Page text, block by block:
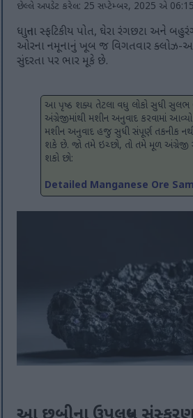
છેલ્લે અપડેટ કરેલ: 25 સપ્ટેમ્બર, 2025 એ
ધાતુના સ્ફટિકીય પોત, ઘેરા રંગછટા અને
ઓરના નમૂનાનું ખૂબ જ વિગતવાર ક્લોઝ-
સુંદરતા પર ભાર મૂકે છે.
આ પૃષ્ઠ શક્ય તેટલા વધુ લોકો સુધી સુલભ
અંગ્રેજીમાંથી મશીન અનુવાદ કરવામાં
મશીન અનુવાદ હજુ સુધી સંપૂર્ણ તકનીક
શકે છે. જો તમે ઇચ્છો, તો તમે મૂળ
શકો છો:
Detailed Manganese Ore